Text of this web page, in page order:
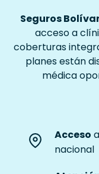
Seguros
acceso a
coberturas
planes están
médica
Acceso
nacional